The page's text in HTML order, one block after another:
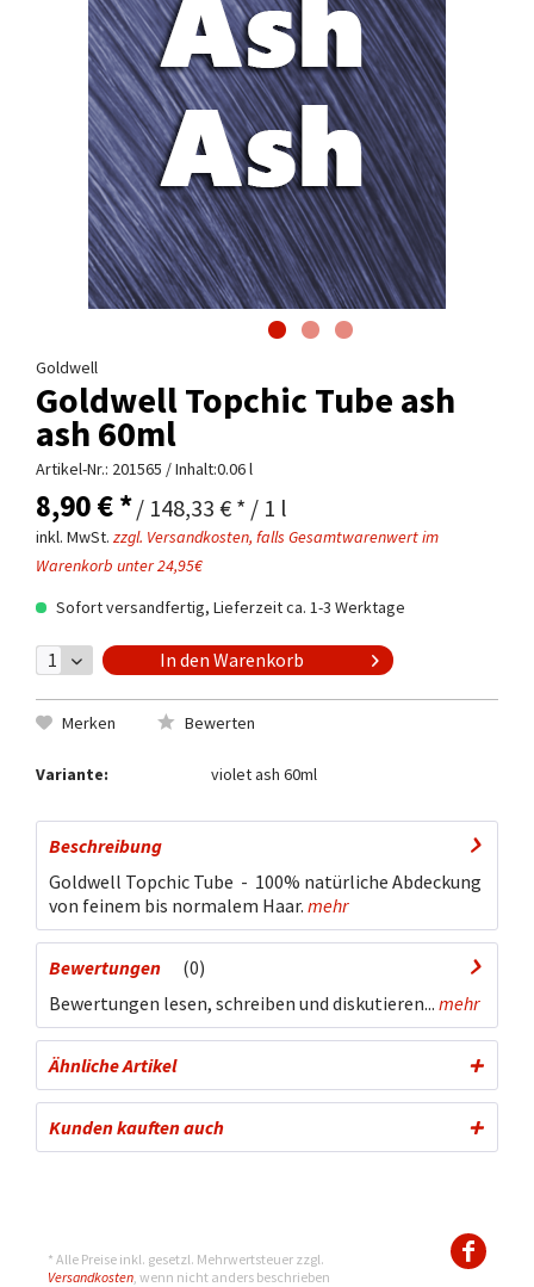
Goldwell
Goldwell Topchic Tube ash
ash 60ml
Artikel-Nr.: 201565 / Inhalt:0.06 l
8,90 € */ 148,33 € * / 1 l
inkl. MwSt. zzgl. Versandkosten, falls Gesamtwarenwert im
Warenkorb unter 24,95€
Sofort versandfertig, Lieferzeit ca. 1-3 Werktage
In den Warenkorb
Merken Bewerten
Variante: violet ash 60ml
Beschreibung
Goldwell Topchic Tube - 100% natürliche Abdeckung
von feinem bis normalem Haar. mehr
Bewertungen
0
Bewertungen lesen, schreiben und diskutieren... mehr
Ähnliche Artikel
Kunden kauften auch
* Alle Preise inkl. gesetzl. Mehrwertsteuer zzgl.
Versandkosten, wenn nicht anders beschrieben